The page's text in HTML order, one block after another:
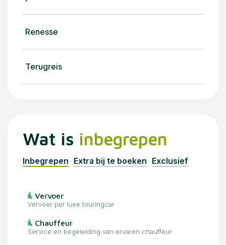
Renesse
Terugreis
Wat is inbegrepen
Inbegrepen Extra bij te boeken Exclusief
Vervoer
Vervoer per luxe touringcar
Chauffeur
Service en begeleiding van ervaren chauffeur